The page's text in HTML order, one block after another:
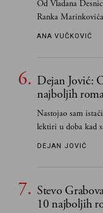
Od Vladana
Ranka
ANA VUČKOVIĆ
Dejan Jović:
najboljih
Nastojao sam
lektiri u doba kad
Smatrao sam da
DEJAN JOVIĆ
Stevo
10 najboljih